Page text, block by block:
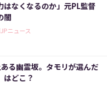
はなくなるのか」元PL監督
闇
ニュース
る幽霊坂。タモリが選んだ
はどこ？